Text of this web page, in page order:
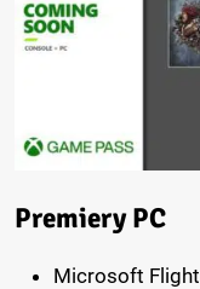
Premiery PC
Microsoft